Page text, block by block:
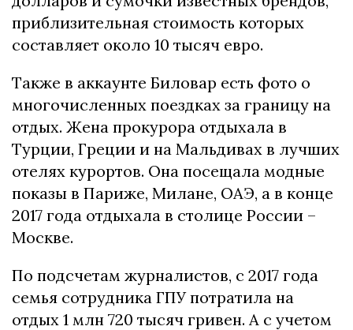
приблизительная стоимость которых
составляет около 10 тысяч евро.
Также в аккаунте Биловар есть фото о
многочисленных поездках за границу на
отдых. Жена прокурора отдыхала в
Турции, Греции и на Мальдивах в лучших
отелях курортов. Она посещала модные
показы в Париже, Милане, ОАЭ, а в конце
2017 года отдыхала в столице России –
Москве.
По подсчетам журналистов, с 2017 года
семья сотрудника ГПУ потратила на
отдых 1 млн 720 тысяч гривен. А с учетом